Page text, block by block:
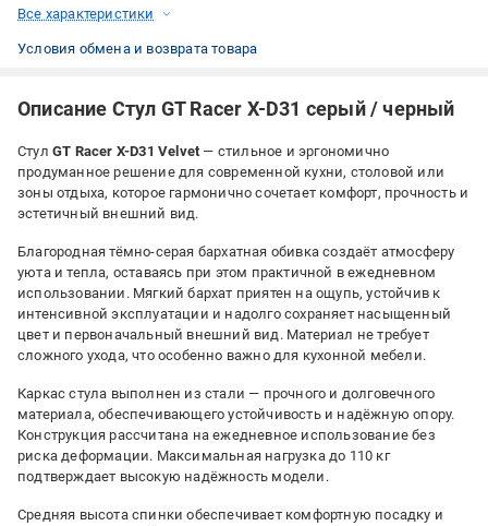
Все характеристики
Условия обмена и возврата товара
Описание Стул GT Racer X-D31 серый / черный
Стул GT Racer X-D31 Velvet — стильное и эргономично
продуманное решение для современной кухни, столовой или
зоны отдыха, которое гармонично сочетает комфорт, прочность и
эстетичный внешний вид.
Благородная тёмно-серая бархатная обивка создаёт атмосферу
уюта и тепла, оставаясь при этом практичной в ежедневном
использовании. Мягкий бархат приятен на ощупь, устойчив к
интенсивной эксплуатации и надолго сохраняет насыщенный
цвет и первоначальный внешний вид. Материал не требует
сложного ухода, что особенно важно для кухонной мебели.
Каркас стула выполнен из стали — прочного и долговечного
материала, обеспечивающего устойчивость и надёжную опору.
Конструкция рассчитана на ежедневное использование без
риска деформации. Максимальная нагрузка до 110 кг
подтверждает высокую надёжность модели.
Средняя высота спинки обеспечивает комфортную посадку и